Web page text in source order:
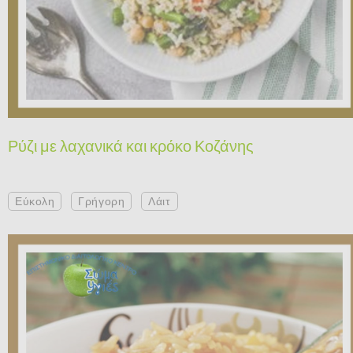
Ρύζι με λαχανικά και κρόκο Κοζάνης
Εύκολη Γρήγορη Λάιτ